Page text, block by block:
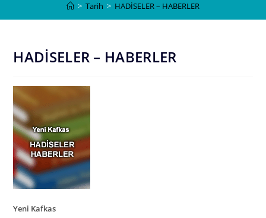
> Tarih > HADİSELER – HABERLER
HADİSELER – HABERLER
Yeni Kafkas